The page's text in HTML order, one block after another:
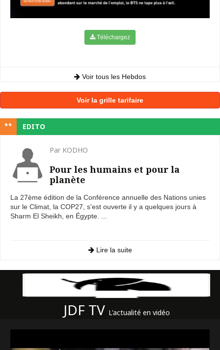
Téléchargez
Voir tous les Hebdos
Voir la grille tarifaire
EDITO
Par KODHO
Pour les humains et pour la
planète
La 27ème édition de la Conférence annuelle des Nations unies
sur le Climat, la COP27, s'est ouverte il y a quelques jours à
Sharm El Sheikh, en Égypte. ...
Lire la suite
JDF TV L'actualité en vidéo